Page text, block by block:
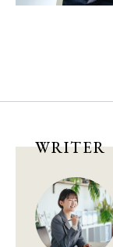
WRITER